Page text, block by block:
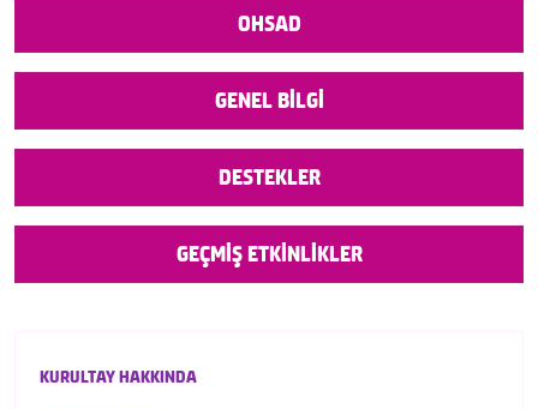
OHSAD
GENEL BİLGİ
DESTEKLER
GEÇMİŞ ETKİNLİKLER
KURULTAY HAKKINDA